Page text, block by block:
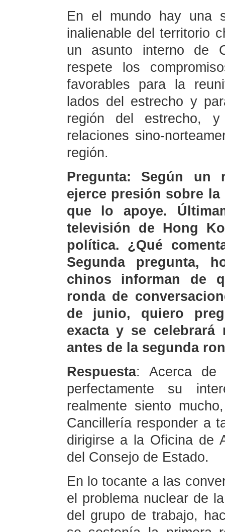
En el mundo hay una
inalienable del territorio
un asunto interno de
respete los
favorables para la
lados del estrecho y
región del estrecho,
relaciones sino-
región.
Pregunta: Según un
ejerce presión sobre
que lo apoye.
televisión de Hong
política. ¿Qué
Segunda pregunta,
chinos informan de
ronda de
de junio, quiero
exacta y se
antes de la segunda
Respuesta: Acerca de
perfectamente su
realmente siento
Cancillería responder a
dirigirse a la Oficina de
del Consejo de Estado.
En lo tocante a las
el problema nuclear de
del grupo de trabajo,